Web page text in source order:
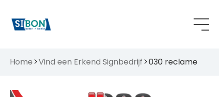
Home Vind een Erkend Signbedrijf 030 reclame